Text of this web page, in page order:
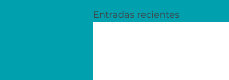
Entradas recientes